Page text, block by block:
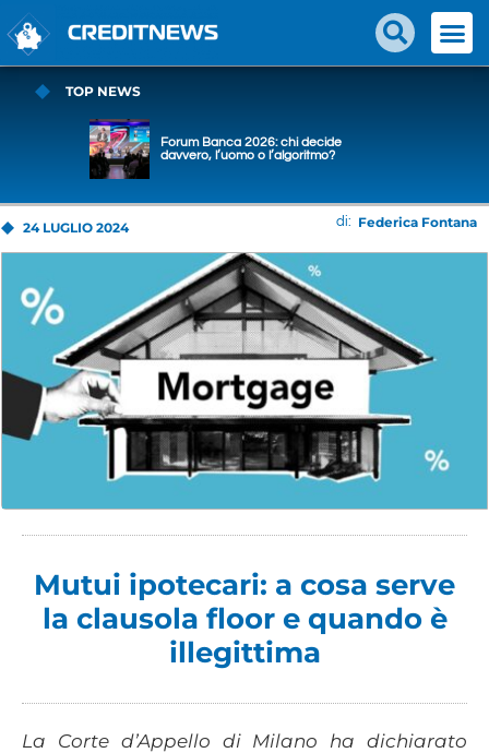
TOP NEWS
Forum Banca 2026: chi decide
davvero, l’uomo o l’algoritmo?
24 LUGLIO 2024 di: Federica Fontana
Mutui ipotecari: a cosa serve
la clausola floor e quando è
illegittima
La Corte d’Appello di Milano ha dichiarato